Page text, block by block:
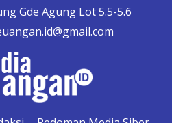
Gde Agung Lot 5.5-5.6